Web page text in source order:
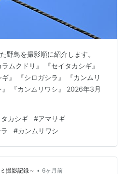
野鳥を撮影順に紹介します。
ムクドリ』 『セイタカシギ』
ギ』 『シロガシラ』 『カンムリ
『カンムリワシ』 2026年3月
カシギ #アマサギ
#カンムリワシ
撮影記録～ • 6ヶ月前